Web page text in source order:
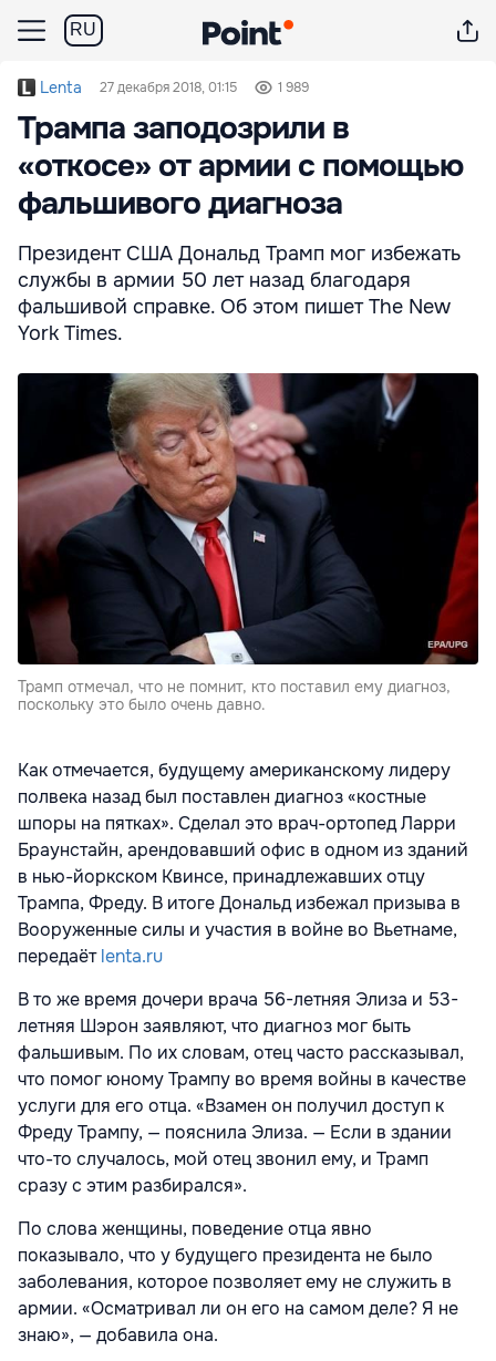
RU
Lenta 27 декабря 2018, 01:15 1 989
Трампа заподозрили в
«откосе» от армии с помощью
фальшивого диагноза
Президент США Дональд Трамп мог избежать
службы в армии 50 лет назад благодаря
фальшивой справке. Об этом пишет The New
York Times.
Трамп отмечал, что не помнит, кто поставил ему диагноз,
поскольку это было очень давно.
Как отмечается, будущему американскому лидеру
полвека назад был поставлен диагноз «костные
шпоры на пятках». Сделал это врач-ортопед Ларри
Браунстайн, арендовавший офис в одном из зданий
в нью-йоркском Квинсе, принадлежавших отцу
Трампа, Фреду. В итоге Дональд избежал призыва в
Вооруженные силы и участия в войне во Вьетнаме,
передаётlenta.ru
В то же время дочери врача 56-летняя Элиза и 53-
летняя Шэрон заявляют, что диагноз мог быть
фальшивым. По их словам, отец часто рассказывал,
что помог юному Трампу во время войны в качестве
услуги для его отца. «Взамен он получил доступ к
Фреду Трампу, — пояснила Элиза. — Если в здании
что-то случалось, мой отец звонил ему, и Трамп
сразу с этим разбирался».
По слова женщины, поведение отца явно
показывало, что у будущего президента не было
заболевания, которое позволяет ему не служить в
армии. «Осматривал ли он его на самом деле? Я не
знаю», — добавила она.